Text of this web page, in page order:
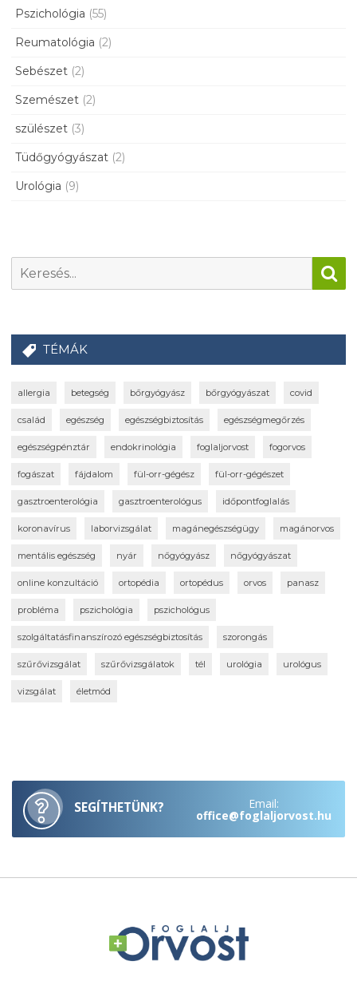
Pszichológia (55)
Reumatológia (2)
Sebészet (2)
Szemészet (2)
szülészet (3)
Tüdőgyógyászat (2)
Urológia (9)
TÉMÁK
allergia betegség bőrgyógyász bőrgyógyászat covid
család egészség egészségbiztosítás egészségmegőrzés
egészségpénztár endokrinológia foglaljorvost fogorvos
fogászat fájdalom fül-orr-gégész fül-orr-gégészet
gasztroenterológia gasztroenterológus időpontfoglalás
koronavírus laborvizsgálat magánegészségügy magánorvos
mentális egészség nyár nőgyógyász nőgyógyászat
online konzultáció ortopédia ortopédus orvos panasz
probléma pszichológia pszichológus
szolgáltatásfinanszírozó egészségbiztosítás szorongás
szűrővizsgálat szűrővizsgálatok tél urológia urológus
vizsgálat életmód
SEGÍTHETÜNK? Email:
office@foglaljorvost.hu